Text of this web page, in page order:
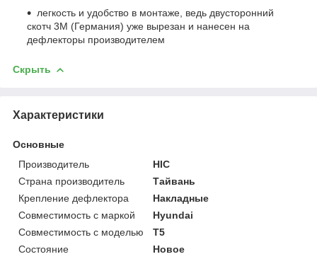
легкость и удобство в монтаже, ведь двусторонний
скотч 3М (Германия) уже вырезан и нанесен на
дефлекторы производителем
Скрыть
Характеристики
Основные
Производитель
HIC
Страна производитель
Тайвань
Крепление дефлектора
Накладные
Совместимость с маркой
Hyundai
Совместимость с моделью
T5
Состояние
Новое